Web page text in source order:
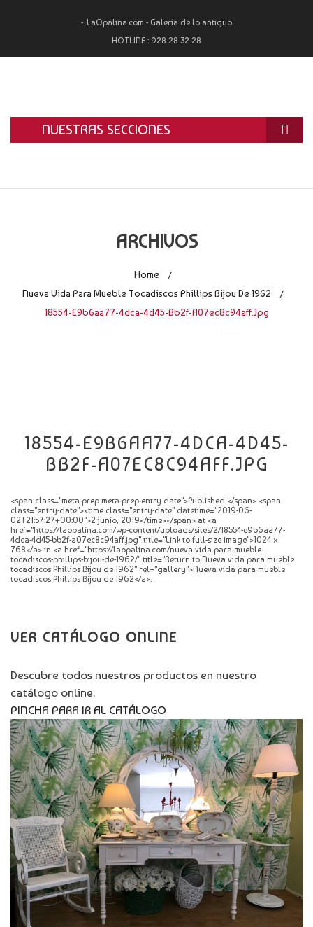
LaOpalina.com - Galería de lo antiguo
HOTLINE : 928 28 32 28
NUESTRAS SECCIONES
LA OPALINA
TASACIÓN Y COMPRA
ARCHIVOS
Home /
Nueva Vida Para Mueble Tocadiscos Phillips Bijou De 1962 /
18554-E9b6aa77-4dca-4d45-Bb2f-A07ec8c94aff.jpg
18554-E9B6AA77-4DCA-4D45-
BB2F-A07EC8C94AFF.JPG
<span class="meta-prep meta-prep-entry-date">Published </span> <span
class="entry-date"><time class="entry-date" datetime="2019-06-
02T21:57:27+00:00">2 junio, 2019</time></span> at <a
href="https://laopalina.com/wp-content/uploads/sites/2/18554-e9b6aa77-
4dca-4d45-bb2f-a07ec8c94aff.jpg" title="Link to full-size image">1024 ×
768</a> in <a href="https://laopalina.com/nueva-vida-para-mueble-
tocadiscos-phillips-bijou-de-1962/" title="Return to Nueva vida para mueble
tocadiscos Phillips Bijou de 1962" rel="gallery">Nueva vida para mueble
tocadiscos Phillips Bijou de 1962</a>.
VER CATÁLOGO ONLINE
Descubre todos nuestros productos en nuestro
catálogo online.
PINCHA PARA IR AL CATÁLOGO